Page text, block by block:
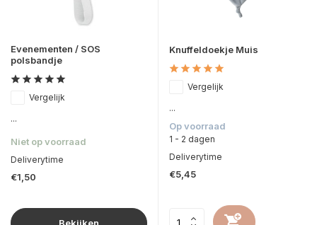
Evenementen / SOS
polsbandje
Vergelijk
...
Niet op voorraad
Deliverytime
€1,50
Knuffeldoekje Muis
Vergelijk
...
Op voorraad
1 - 2 dagen
Deliverytime
€5,45